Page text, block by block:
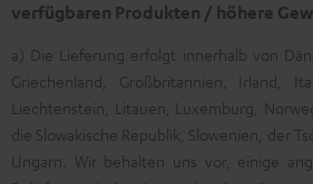
verfügbaren Produkten / höhere
a) Die Lieferung erfolgt innerhalb von
Griechenland, Großbritannien, Irland,
Liechtenstein, Litauen, Luxemburg,
die Slowakische Republik, Slowenien, der
Ungarn. Wir behalten uns vor, einige